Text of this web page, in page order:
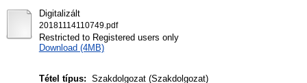
Digitalizált
20181114110749.pdf
Restricted to Registered users only
Download (4MB)
Tétel típus: Szakdolgozat (Szakdolgozat)